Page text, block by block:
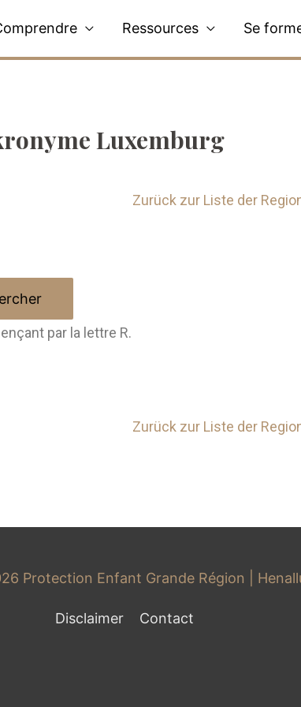
Ressources Se
Luxemburg
Zurück zur Liste der
par la lettre R.
Zurück zur Liste der
Protection Enfant Grande Région |
Disclaimer Contact